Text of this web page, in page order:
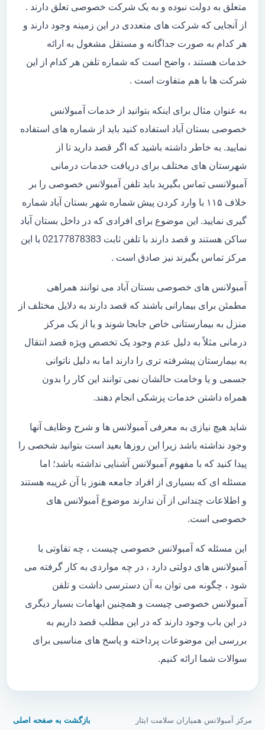
متعلق به دولت نبوده و به یک شرکت خصوصی تعلق دارند .
از آنجایی که شرکت های متعددی در این زمینه وجود دارند و
هر کدام به صورت جداگانه و مستقل مشغول به ارائه
خدمات هستند ، واضح است که شماره تلفن هر کدام از این
شرکت ها با هم متفاوت است .
به عنوان مثال برای اینکه بتوانید از خدمات آمبولانس
خصوصی بستان آباد استفاده کنید باید از شماره های استفاده
نمایید. به خاطر داشته باشید که اگر قصد دارید تا از
شهرستان های مختلف برای دریافت خدمات درمانی
آمبولانسی تماس بگیرید باید تلفن آمبولانس خصوصی را بر
خلاف ۱۱۵ با وارد کردن پیش شماره شهر بستان آباد شماره
گیری نمایید. این موضوع برای افرادی که در داخل بستان آباد
ساکن هستند و قصد دارند با تلفن ثابت 02177878383 با این
مرکز تماس بگیرند نیز صادق است .
آمبولانس های خصوصی بستان آباد می توانند همراهی
مطمئن برای بیمارانی باشند که قصد دارند به دلایل مختلف از
منزل به بیمارستانی خاص جابجا شوند و یا از یک مرکز
درمانی مثلاً به دلیل عدم وجود یک تخصص ویژه قصد انتقال
به بیمارستان پیشرفته تری را دارند اما به دلیل ناتوانی
جسمی و یا وخامت حالشان نمی توانند این کار را بدون
همراه داشتن خدمات پزشکی انجام دهند.
شاید هیچ نیازی به معرفی آمبولانس ها و شرح وظایف آنها
وجود نداشته باشد زیرا این روزها بعید است بتوانید شخصی را
پیدا کنید که با مفهوم آمبولانس آشنایی نداشته باشد؛ اما
مسئله ای که بسیاری از افراد جامعه هنوز با آن غریبه هستند
و اطلاعات چندانی از آن ندارند موضوع آمبولانس های
خصوصی است.
این مسئله که آمبولانس خصوصی چیست ، چه تفاوتی با
آمبولانس های دولتی دارد ، در چه مواردی به کار گرفته می
شود ، چگونه می توان به آن دسترسی داشت و تلفن
آمبولانس خصوصی چیست و همچنین ابهامات بسیار دیگری
در این باب وجود دارند که در این مطلب قصد داریم به
بررسی این موضوعات پرداخته و پاسخ های مناسبی برای
سوالات شما ارائه کنیم.
مرکز آمبولانس همیاران سلامت ایثار بازگشت به صفحه اصلی